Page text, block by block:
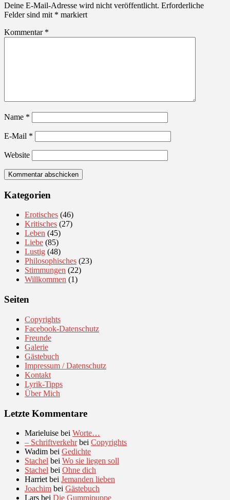
Deine E-Mail-Adresse wird nicht veröffentlicht. Erforderliche
Felder sind mit * markiert
Kommentar *
Name *
E-Mail *
Website
Kategorien
Erotisches (46)
Kritisches (27)
Leben (45)
Liebe (85)
Lustig (48)
Philosophisches (23)
Stimmungen (22)
Willkommen (1)
Seiten
Copyrights
Facebook-Datenschutz
Freunde
Galerie
Gästebuch
Impressum / Datenschutz
Kontakt
Lyrik-Tipps
Über Mich
Letzte Kommentare
Marieluise bei Worte…
– Schriftverkehrbei Copyrights
Wadim bei Gedichte
Stachel bei Wo sie liegen soll
Stachel bei Ohne dich
Harriet bei Jemanden lieben
Joachim bei Gästebuch
Lars bei Die Gummipuppe